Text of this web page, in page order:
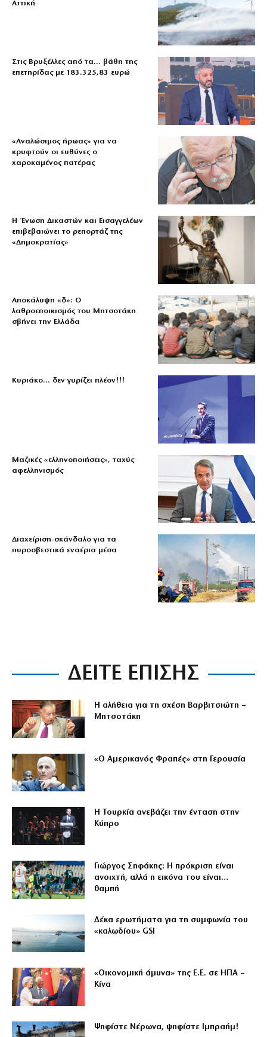
Αττική
Στις Βρυξέλλες από τα… βάθη της
επετηρίδας με 183.325,83 ευρώ
«Aναλώσιμος ήρωας» για να
κρυφτούν οι ευθύνες ο
χαροκαμένος πατέρας
Η Ένωση Δικαστών και Εισαγγελέων
επιβεβαιώνει το ρεπορτάζ της
«Δημοκρατίας»
Αποκάλυψη «δ»: Ο
λαθροεποικισμός του Μητσοτάκη
σβήνει την Ελλάδα
Κυριάκο… δεν γυρίζει πλέον!!!
Μαζικές «ελληνοποιήσεις», ταχύς
αφελληνισμός
Διαχείριση-σκάνδαλο για τα
πυροσβεστικά εναέρια μέσα
ΔΕΙΤΕ ΕΠΙΣΗΣ
Η αλήθεια για τη σχέση Βαρβιτσιώτη –
Μητσοτάκη
«Ο Αμερικανός Φραπές» στη Γερουσία
Η Τουρκία ανεβάζει την ένταση στην
Κύπρο
Γιώργος Σηφάκης: Η πρόκριση είναι
ανοιχτή, αλλά η εικόνα του είναι…
θαμπή
Δέκα ερωτήματα για τη συμφωνία του
«καλωδίου» GSI
«Οικονομική άμυνα» της Ε.Ε. σε ΗΠΑ –
Κίνα
Ψηφίστε Νέρωνα, ψηφίστε Ιμπραήμ!